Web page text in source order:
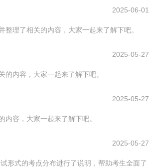
2025-06-01
理了相关的内容，大家一起来了解下吧。
2025-05-27
内容，大家一起来了解下吧。
2025-05-27
容，大家一起来了解下吧。
2025-05-27
形式的考点分布进行了说明，帮助考生全面了